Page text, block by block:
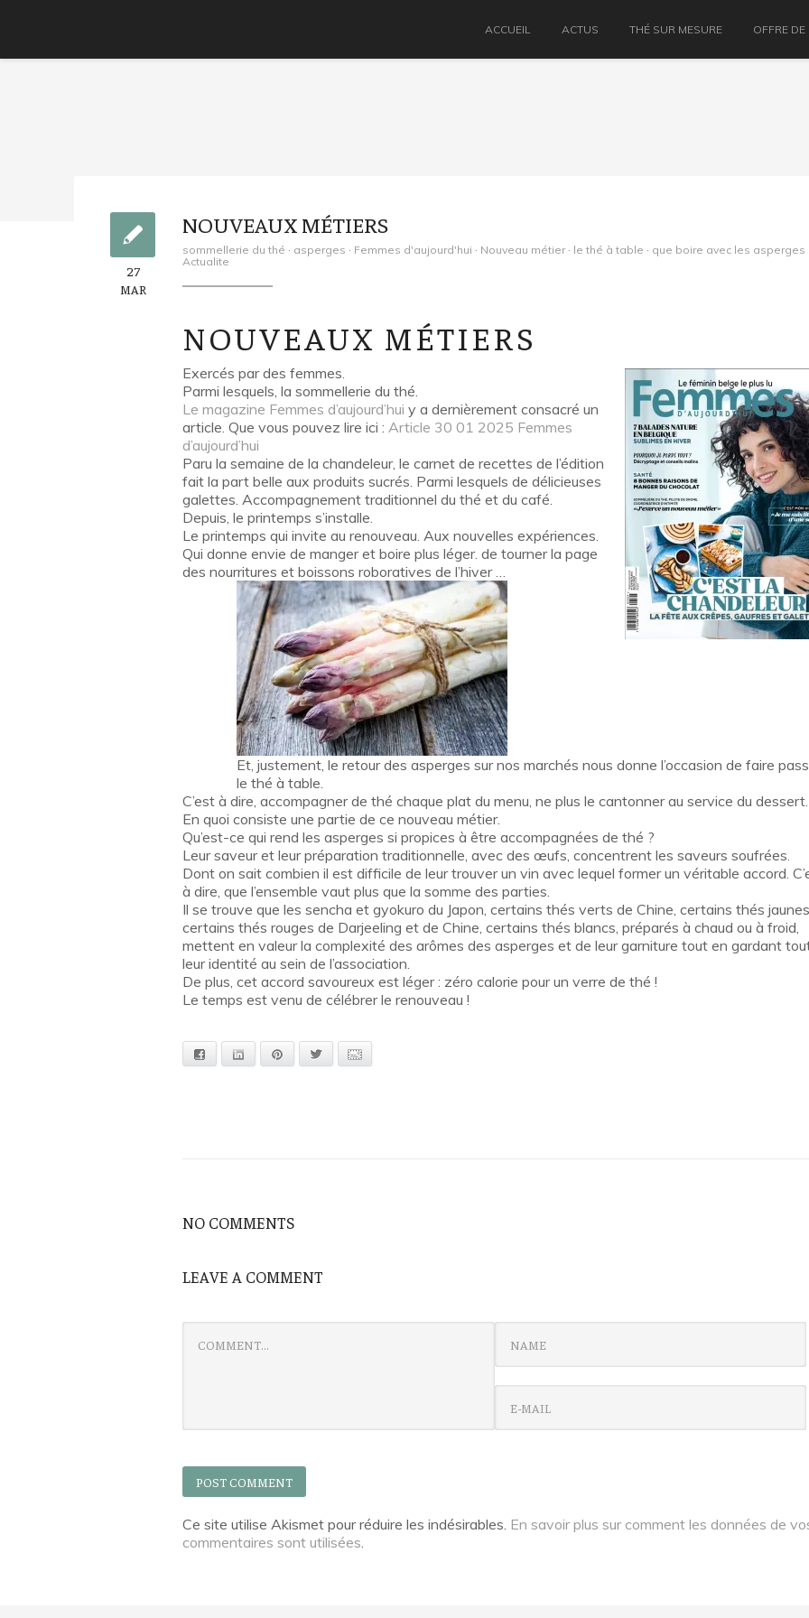
ACCUEIL ACTUS THÉ SUR MESURE OFFRE DE
27
MAR
NOUVEAUX MÉTIERS
sommellerie du thé · asperges · Femmes d'aujourd'hui · Nouveau métier· le thé à table · que boire avec les asperges
Actualite
NOUVEAUX MÉTIERS
Exercés par des femmes.
Parmi lesquels, la sommellerie du thé.
Le magazine Femmes d’aujourd’hui y a dernièrement consacré un
article. Que vous pouvez lire ici : Article 30 01 2025 Femmes
d’aujourd’hui
Paru la semaine de la chandeleur, le carnet de recettes de l’édition
fait la part belle aux produits sucrés. Parmi lesquels de délicieuses
galettes. Accompagnement traditionnel du thé et du café.
Depuis, le printemps s’installe.
Le printemps qui invite au renouveau. Aux nouvelles expériences.
Qui donne envie de manger et boire plus léger. de tourner la page
des nourritures et boissons roboratives de l’hiver …
Et, justement, le retour des asperges sur nos marchés nous donne l’occasion de faire
le thé à table.
C’est à dire, accompagner de thé chaque plat du menu, ne plus le cantonner au service du dessert.
En quoi consiste une partie de ce nouveau métier.
Qu’est-ce qui rend les asperges si propices à être accompagnées de thé ?
Leur saveur et leur préparation traditionnelle, avec des œufs, concentrent les saveurs soufrées.
Dont on sait combien il est difficile de leur trouver un vin avec lequel former un véritable accord.
à dire, que l’ensemble vaut plus que la somme des parties.
Il se trouve que les sencha et gyokuro du Japon, certains thés verts de Chine, certains thés
certains thés rouges de Darjeeling et de Chine, certains thés blancs, préparés à chaud ou à froid,
mettent en valeur la complexité des arômes des asperges et de leur garniture tout en gardant
leur identité au sein de l’association.
De plus, cet accord savoureux est léger : zéro calorie pour un verre de thé !
Le temps est venu de célébrer le renouveau !
FacebookLinkedin PinterestTwitter
NO COMMENTS
LEAVE A COMMENT
Ce site utilise Akismet pour réduire les indésirables. En savoir plus sur comment les données de
commentaires sont utilisées